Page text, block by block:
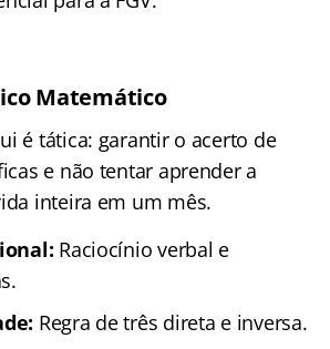
Matemático
é tática: garantir o acerto de
e não tentar aprender a
inteira em um mês.
Raciocínio verbal e
Regra de três direta e inversa.